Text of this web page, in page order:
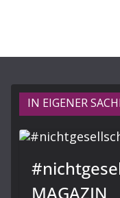
IN EIGENER
MAGAZIN